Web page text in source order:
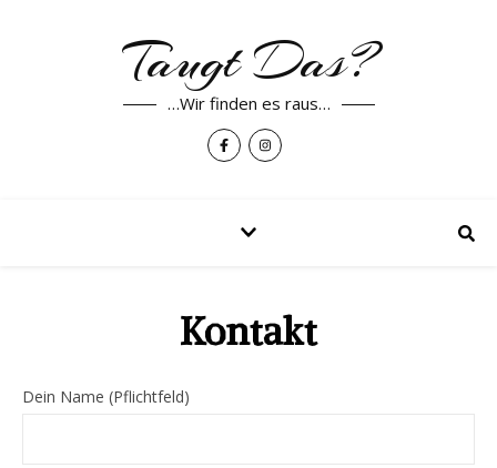
Taugt Das?
…Wir finden es raus…
Kontakt
Dein Name (Pflichtfeld)